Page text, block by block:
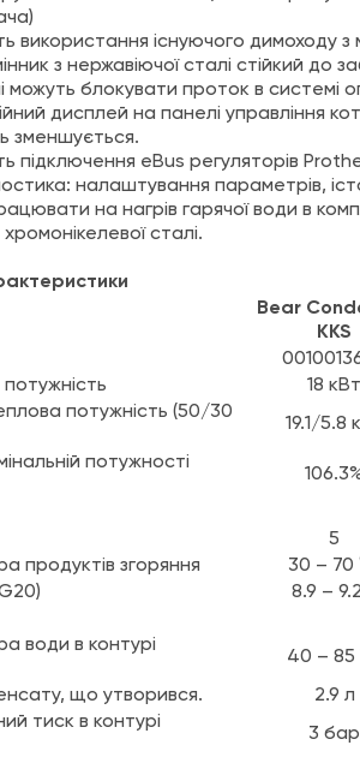
використання існуючого димоходу з
з нержавіючої сталі стійкий до
можуть блокувати проток в системі
дисплей на панелі управління
зменшується.
підключення eBus регуляторів
налаштування параметрів,
на нагрів гарячої води в
сталі.
Bear
KKS
18 кВт
потужність (50/30
19.1/5.8
потужності
5
продуктів згоряння
30 – 70
8.9 –
води в контурі
40 – 85
що утворився.
2.9 л
тиск в контурі
3 бар